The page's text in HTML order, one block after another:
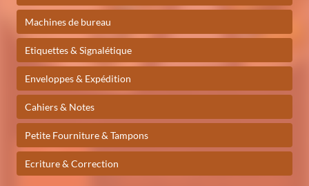
Machines de bureau
Etiquettes & Signalétique
Enveloppes & Expédition
Cahiers & Notes
Petite Fourniture & Tampons
Ecriture & Correction